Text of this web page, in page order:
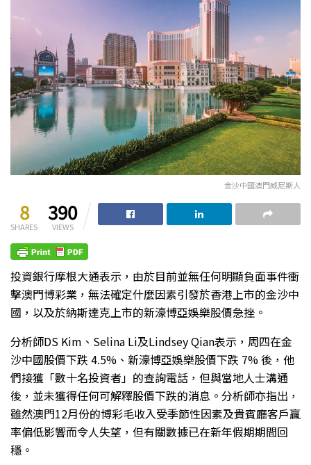
金沙中國澳門威尼斯人
8
SHARES
390
VIEWS
投資銀行摩根大通表示，由於目前並無任何明顯負面事件衝
擊澳門博彩業，無法確定什麼因素引發於香港上市的金沙中
國，以及於納斯達克上市的新濠博亞娛樂股價急挫。
分析師DS Kim、Selina Li及Lindsey Qian表示，周四在金
沙中國股價下跌 4.5%、新濠博亞娛樂股價下跌 7% 後，他
們接獲「數十名投資者」的查詢電話，但與當地人士溝通
後，並未獲得任何可解釋股價下跌的消息。分析師亦指出，
雖然澳門12月份的博彩毛收入受季節性因素及貴賓廳客戶贏
率偏低影響而令人失望，但有關數據已在新年假期期間回
穩。